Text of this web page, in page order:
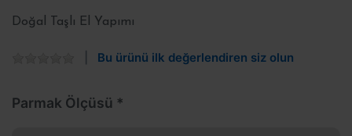
Doğal Taşlı El Yapımı
Bu ürünü ilk değerlendiren siz olun
Parmak Ölçüsü